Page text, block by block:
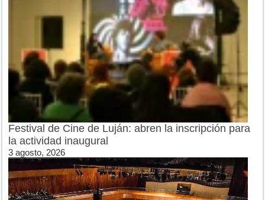
Festival de Cine de Luján: abren la inscripción para
la actividad inaugural
3 agosto, 2026